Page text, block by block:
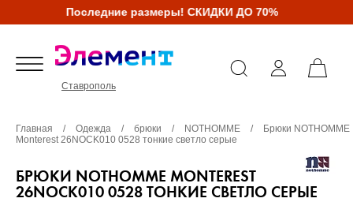
Последние размеры! СКИДКИ ДО 70%
Ставрополь
Главная / Одежда / брюки / NOTHOMME /
Брюки NOTHOMME
Monterest 26NOCK010 0528 тонкие светло серые
БРЮКИ NOTHOMME MONTEREST
26NOCK010 0528 ТОНКИЕ СВЕТЛО СЕРЫЕ